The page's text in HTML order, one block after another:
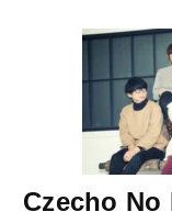
Czecho No